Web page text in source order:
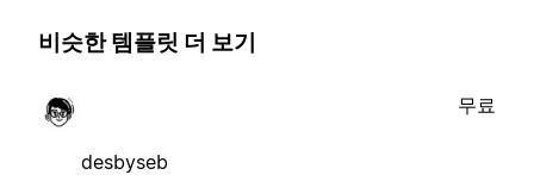
비슷한 템플릿 더 보기
desbyseb
무료